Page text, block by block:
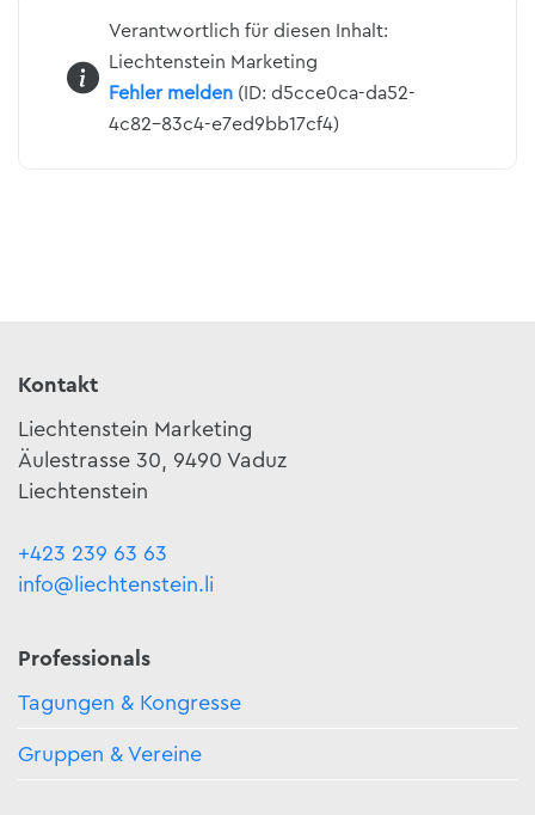
Verantwortlich für diesen Inhalt:
Liechtenstein Marketing
Fehler melden(ID: d5cce0ca-da52-
4c82-83c4-e7ed9bb17cf4)
Kontakt
Liechtenstein Marketing
Äulestrasse 30, 9490 Vaduz
Liechtenstein
+423 239 63 63
info@liechtenstein.li
Professionals
Tagungen & Kongresse
Gruppen & Vereine